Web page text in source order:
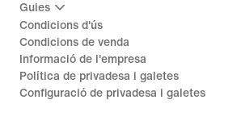
Guies
Condicions d'ús
Condicions de venda
Informació de l'empresa
Política de privadesa i galetes
Configuració de privadesa i galetes